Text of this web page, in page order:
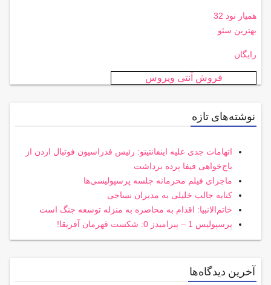
همیار نود 32
بهترین سئو
رایگان
فروش آنتی ویروس
نوشته‌های تازه
اتهامات جدی علیه اینفانتینو: رئیس فدراسیون فوتبال اردن از
باج‌خواهی فیفا پرده برداشت
ماجرای فیلم محرمانه جلسه پرسپولیسی‌ها
کنایه جالب خلیلی به مدیران نساجی
خاتم‌الانبیا: اقدام به محاصره به منزله توسعه جنگ است
پرسپولیس 1 – پیرامیدز 0: شکست قهرمان آفریقا!
آخرین دیدگاه‌ها